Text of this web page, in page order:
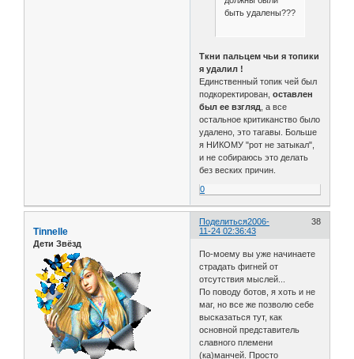
быть удалены???
Ткни пальцем чьи я топики
я удалил !
Единственный топик чей был
подкоректирован,оставлен
был ее взгляд , а все
остальное критиканство было
удалено, это тагавы. Больше
я НИКОМУ "рот не затыкал",
и не собираюсь это делать
без веских причин.
0
Поделиться 38
2006-
11-24 02:36:43
Tinnelle
Дети Звёзд
По-моему вы уже начинаете
страдать фигней от
отсутствия мыслей...
По поводу ботов, я хоть и не
маг, но все же позволю себе
высказаться тут, как
основной представитель
славного племени
(ка)манчей. Просто